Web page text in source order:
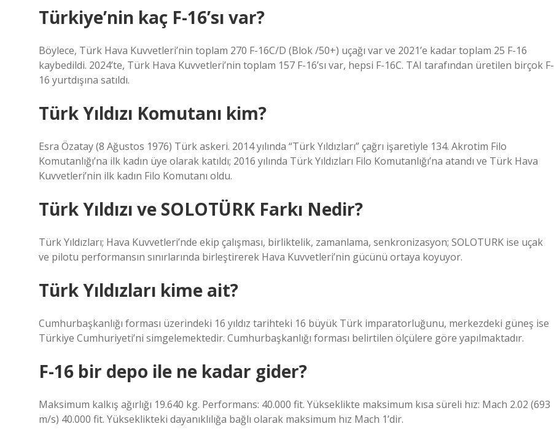
Türkiye’nin kaç F-16’sı var?
Böylece, Türk Hava Kuvvetleri’nin toplam 270 F-16C/D (Blok /50+) uçağı var ve 2021’e kadar toplam 25 F-16
kaybedildi. 2024’te, Türk Hava Kuvvetleri’nin toplam 157 F-16’sı var, hepsi F-16C. TAI tarafından üretilen birçok F-
16 yurtdışına satıldı.
Türk Yıldızı Komutanı kim?
Esra Özatay (8 Ağustos 1976) Türk askeri. 2014 yılında “Türk Yıldızları” çağrı işaretiyle 134. Akrotim Filo
Komutanlığı’na ilk kadın üye olarak katıldı; 2016 yılında Türk Yıldızları Filo Komutanlığı’na atandı ve Türk Hava
Kuvvetleri’nin ilk kadın Filo Komutanı oldu.
Türk Yıldızı ve SOLOTÜRK Farkı Nedir?
Türk Yıldızları; Hava Kuvvetleri’nde ekip çalışması, birliktelik, zamanlama, senkronizasyon; SOLOTURK ise uçak
ve pilotu performansın sınırlarında birleştirerek Hava Kuvvetleri’nin gücünü ortaya koyuyor.
Türk Yıldızları kime ait?
Cumhurbaşkanlığı forması üzerindeki 16 yıldız tarihteki 16 büyük Türk imparatorluğunu, merkezdeki güneş ise
Türkiye Cumhuriyeti’ni simgelemektedir. Cumhurbaşkanlığı forması belirtilen ölçülere göre yapılmaktadır.
F-16 bir depo ile ne kadar gider?
Maksimum kalkış ağırlığı 19.640 kg. Performans: 40.000 fit. Yükseklikte maksimum kısa süreli hız: Mach 2.02 (693
m/s) 40.000 fit. Yükseklikteki dayanıklılığa bağlı olarak maksimum hız Mach 1’dir.